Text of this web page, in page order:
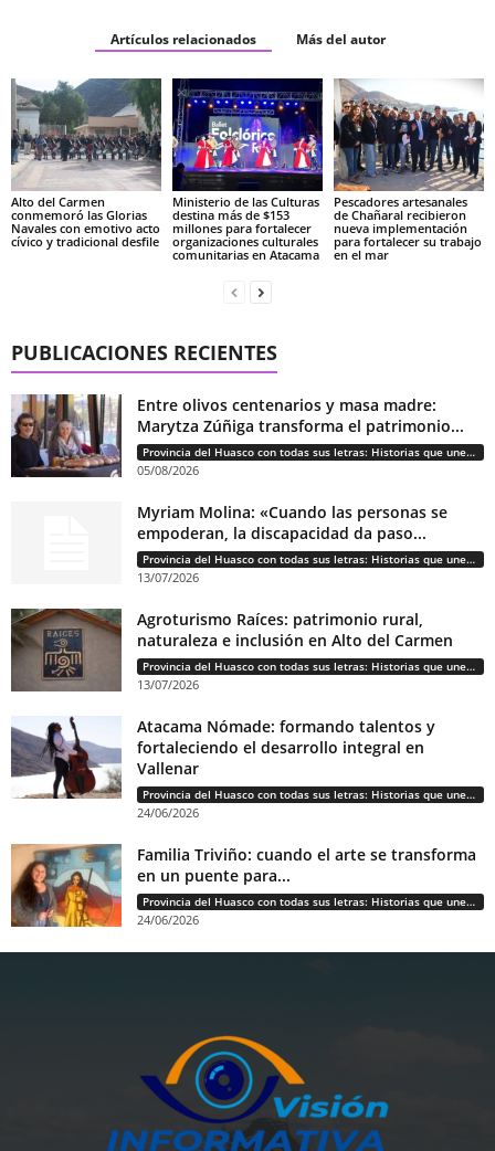
Artículos relacionados Más del autor
Alto del Carmen
conmemoró las Glorias
Navales con emotivo acto
cívico y tradicional desfile
Ministerio de las Culturas
destina más de $153
millones para fortalecer
organizaciones culturales
comunitarias en Atacama
Pescadores artesanales
de Chañaral recibieron
nueva implementación
para fortalecer su trabajo
en el mar
PUBLICACIONES RECIENTES
Entre olivos centenarios y masa madre:
Marytza Zúñiga transforma el patrimonio...
Provincia del Huasco con todas sus letras: Historias que unen cultura, diversidad e identidad
05/08/2026
Myriam Molina: «Cuando las personas se
empoderan, la discapacidad da paso...
Provincia del Huasco con todas sus letras: Historias que unen cultura, diversidad e identidad
13/07/2026
Agroturismo Raíces: patrimonio rural,
naturaleza e inclusión en Alto del Carmen
Provincia del Huasco con todas sus letras: Historias que unen cultura, diversidad e identidad
13/07/2026
Atacama Nómade: formando talentos y
fortaleciendo el desarrollo integral en
Vallenar
Provincia del Huasco con todas sus letras: Historias que unen cultura, diversidad e identidad
24/06/2026
Familia Triviño: cuando el arte se transforma
en un puente para...
Provincia del Huasco con todas sus letras: Historias que unen cultura, diversidad e identidad
24/06/2026